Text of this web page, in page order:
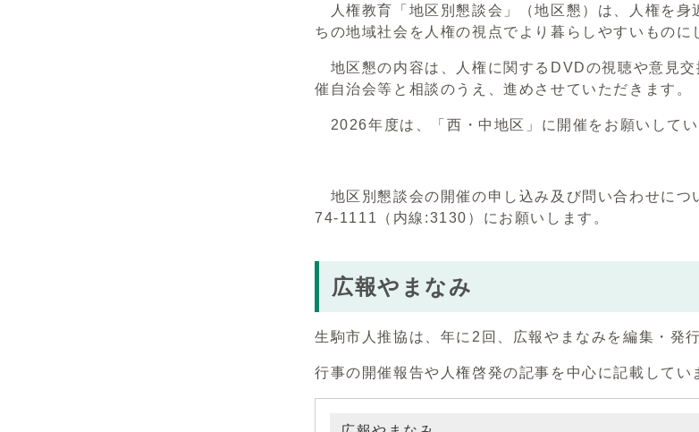
人権教育「地区別懇談会」（地区懇）は、人権を身
ちの地域社会を人権の視点でより暮らしやすいもの
地区懇の内容は、人権に関するDVDの視聴や意見
催自治会等と相談のうえ、進めさせていただきます。
2026年度は、「西・中地区」に開催をお願いしてい
地区別懇談会の開催の申し込み及び問い合わせに
74-1111（内線:3130）にお願いします。
広報やまなみ
生駒市人推協は、年に2回、広報やまなみを編集・発
行事の開催報告や人権啓発の記事を中心に記載してい